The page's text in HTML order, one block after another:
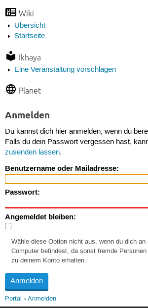
Wiki
Übersicht
Startseite
Ikhaya
Eine Veranstaltung vorschlagen
Planet
Anmelden
Du kannst dich hier anmelden, wenn du
Falls du dein Passwort vergessen hast,
zusenden lassen.
Benutzername oder Mailadresse:
Passwort:
Angemeldet bleiben:
Wähle diese Option nicht aus, wenn du dich
Computer befindest, da sonst fremde
zu deinem Konto erhalten.
Portal Anmelden